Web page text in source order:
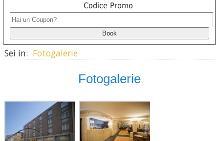
Codice Promo
Sei in: Fotogalerie
Fotogalerie